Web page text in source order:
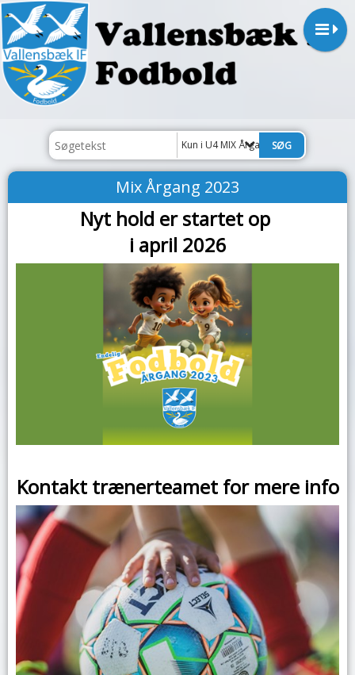
Kun i U4 MIX Årgang 2023
Mix Årgang 2023
Nyt hold er startet op
i april 2026
Kontakt trænerteamet for mere info